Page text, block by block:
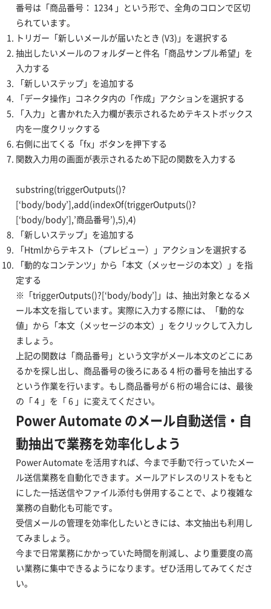
番号は「商品番号： 1234 」という形で、全角のコロンで区切
られています。
トリガー「新しいメールが届いたとき (V3)」を選択する
抽出したいメールのフォルダーと件名「商品サンプル希望」を
入力する
「新しいステップ」を追加する
「データ操作」コネクタ内の「作成」アクションを選択する
「入力」と書かれた入力欄が表示されるためテキストボックス
内を一度クリックする
右側に出てくる「fx」ボタンを押下する
関数入力用の画面が表示されるため下記の関数を入力する
substring(triggerOutputs()?
[‘body/body’],add(indexOf(triggerOutputs()?
[‘body/body’],’商品番号’),5),4)
「新しいステップ」を追加する
「Htmlからテキスト（プレビュー）」アクションを選択する
「動的なコンテンツ」から「本文（メッセージの本文）」を指
定する
※「triggerOutputs()?[‘body/body’]」は、抽出対象となるメ
ール本文を指しています。実際に入力する際には、「動的な
値」から「本文（メッセージの本文）」をクリックして入力し
ましょう。
上記の関数は「商品番号」という文字がメール本文のどこにあ
るかを探し出し、商品番号の後ろにある 4 桁の番号を抽出する
という作業を行います。もし商品番号が 6 桁の場合には、最後
の「 4 」を「 6 」に変えてください。
Power Automate のメール自動送信・自
動抽出で業務を効率化しよう
Power Automate を活用すれば、今まで手動で行っていたメー
ル送信業務を自動化できます。メールアドレスのリストをもと
にした一括送信やファイル添付も併用することで、より複雑な
業務の自動化も可能です。
受信メールの管理を効率化したいときには、本文抽出も利用し
てみましょう。
今まで日常業務にかかっていた時間を削減し、より重要度の高
い業務に集中できるようになります。ぜひ活用してみてくださ
い。